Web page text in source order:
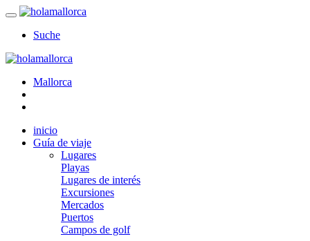
Suche
Mallorca
inicio
Guía de viaje
Lugares
Playas
Lugares de interés
Excursiones
Mercados
Puertos
Campos de golf